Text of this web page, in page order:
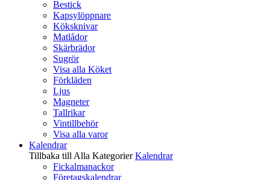
Bestick
Kapsylöppnare
Köksknivar
Matlådor
Skärbrädor
Sugrör
Visa alla Köket
Förkläden
Ljus
Magneter
Tallrikar
Vintillbehör
Visa alla varor
Kalendrar
Tillbaka till Alla Kategorier Kalendrar
Fickalmanackor
Företagskalendrar